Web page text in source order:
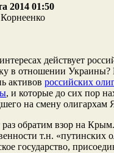
2014 01:50
действует
в отношении Украины?
активов российских
, и которые до сих пор
на смену олигархам
раз обратим взор на
т.н. «путинских
государство,